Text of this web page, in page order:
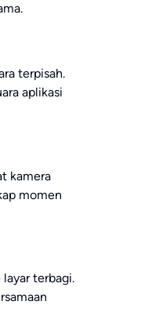
terpisah.
aplikasi
kamera
momen
terbagi.